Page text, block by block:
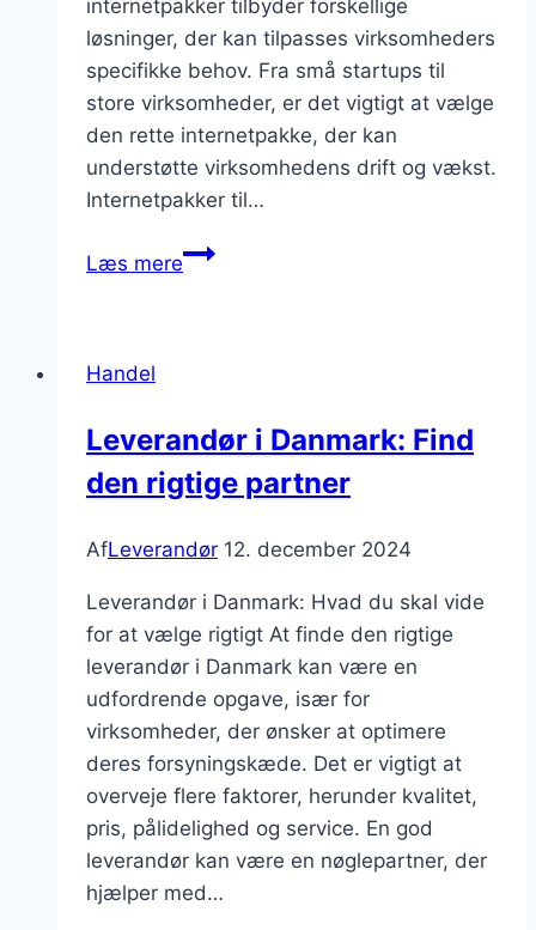
internetpakker tilbyder forskellige
løsninger, der kan tilpasses virksomheders
specifikke behov. Fra små startups til
store virksomheder, er det vigtigt at vælge
den rette internetpakke, der kan
understøtte virksomhedens drift og vækst.
Internetpakker til…
Læs mereLeverandør
Handel
Leverandør i Danmark: Find
den rigtige partner
AfLeverandør 12. december 2024
Leverandør i Danmark: Hvad du skal vide
for at vælge rigtigt At finde den rigtige
leverandør i Danmark kan være en
udfordrende opgave, især for
virksomheder, der ønsker at optimere
deres forsyningskæde. Det er vigtigt at
overveje flere faktorer, herunder kvalitet,
pris, pålidelighed og service. En god
leverandør kan være en nøglepartner, der
hjælper med…